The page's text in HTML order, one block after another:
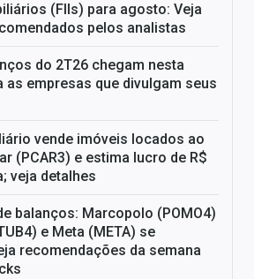
(FIIs) para agosto: Veja
pelos analistas
do 2T26 chegam nesta
as empresas que divulgam seus
vende imóveis locados ao
(PCAR3) e estima lucro de R$
veja detalhes
balanços: Marcopolo (POMO4)
e Meta (META) se
recomendações da semana